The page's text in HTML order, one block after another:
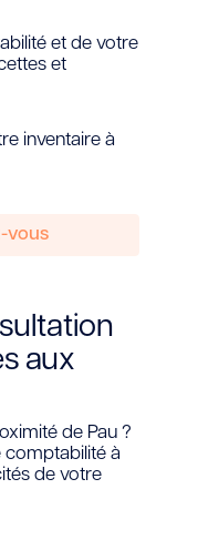
et de votre
et
inventaire à
vous
aux
de Pau ?
comptabilité à
de votre